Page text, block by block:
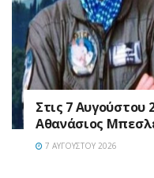
Στις 7 Αυγούστου
Αθανάσιος
7 ΑΥΓΟΎΣΤΟΥ 2026